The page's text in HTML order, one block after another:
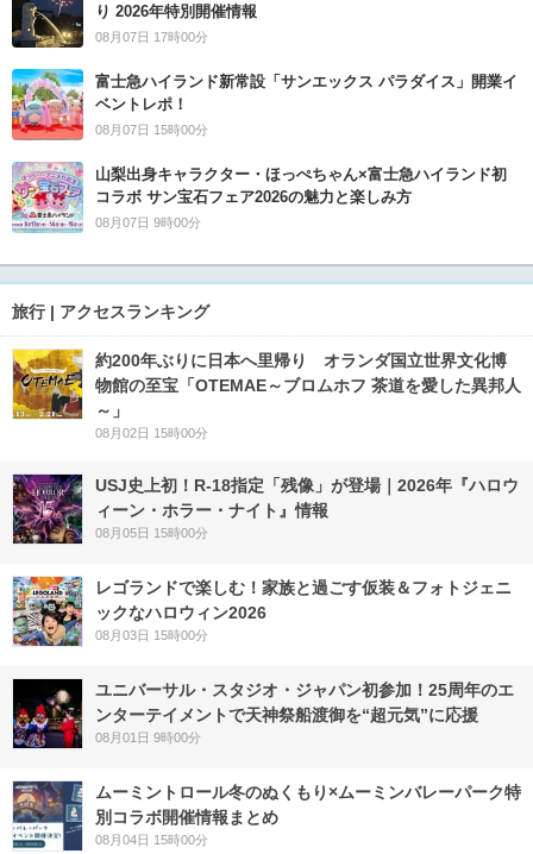
り 2026年特別開催情報
08月07日 17時00分
富士急ハイランド新常設「サンエックス パラダイス」開業イ
ベントレポ！
08月07日 15時00分
山梨出身キャラクター・ほっぺちゃん×富士急ハイランド初
コラボ サン宝石フェア2026の魅力と楽しみ方
08月07日 9時00分
旅行 | アクセスランキング
約200年ぶりに日本へ里帰り オランダ国立世界文化博
物館の至宝「OTEMAE～ブロムホフ 茶道を愛した異邦人
～」
08月02日 15時00分
USJ史上初！R-18指定「残像」が登場｜2026年『ハロウ
ィーン・ホラー・ナイト』情報
08月05日 15時00分
レゴランドで楽しむ！家族と過ごす仮装＆フォトジェニ
ックなハロウィン2026
08月03日 15時00分
ユニバーサル・スタジオ・ジャパン初参加！25周年のエ
ンターテイメントで天神祭船渡御を“超元気”に応援
08月01日 9時00分
ムーミントロール冬のぬくもり×ムーミンバレーパーク特
別コラボ開催情報まとめ
08月04日 15時00分